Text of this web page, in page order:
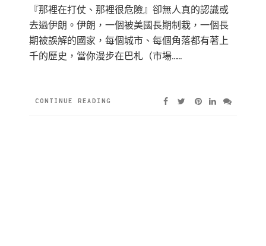
『那裡在打仗、那裡很危險』卻無人真的認識或
去過伊朗。伊朗，一個被美國長期制栽，一個長
期被誤解的國家，每個城市、每個角落都有著上
千的歷史，當你漫步在巴札（市場……
CONTINUE READING